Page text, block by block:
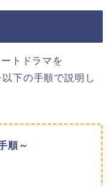
トドラマを
下の手順で説明し
順～